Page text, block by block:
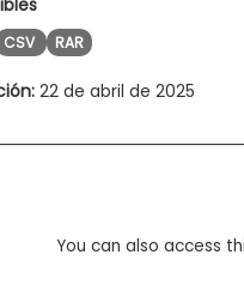
CSV RAR
22 de abril de 2025
You can also access